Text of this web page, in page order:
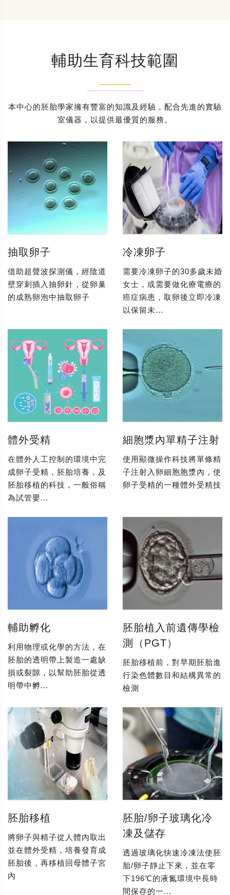
輔助生育科技範圍
本中心的胚胎學家擁有豐富的知識及經驗，配合先進的實驗
室儀器，以提供最優質的服務。
抽取卵子
借助超聲波探測儀，經陰道
壁穿刺插入抽卵針，從卵巢
的成熟卵泡中抽取卵子
冷凍卵子
需要冷凍卵子的30多歲未婚
女士，或需要做化療電療的
癌症病患，取卵後立即冷凍
以保留未...
體外受精
在體外人工控制的環境中完
成卵子受精，胚胎培養，及
胚胎移植的科技，一般俗稱
為試管嬰...
細胞漿內單精子注射
使用顯微操作科技將單條精
子注射入卵細胞胞漿內，使
卵子受精的一種體外受精技
輔助孵化
利用物理或化學的方法，在
胚胎的透明帶上製造一處缺
損或裂隙，以幫助胚胎從透
明帶中孵...
胚胎植入前遺傳學檢
測（PGT）
胚胎移植前，對早期胚胎進
行染色體數目和結構異常的
檢測
胚胎移植
將卵子與精子從人體內取出
並在體外受精，培養發育成
胚胎後，再移植回母體子宮
內
胚胎/卵子玻璃化冷
凍及儲存
透過玻璃化快速冷凍法使胚
胎/卵子靜止下來，並在零
下196℃的液氮環境中長時
間保存的一...